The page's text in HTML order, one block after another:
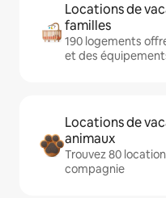
Locations de
familles
190 logements
et des
Locations de
animaux
Trouvez 80
compagnie